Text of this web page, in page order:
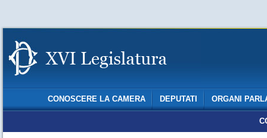
CONOSCERE LA CAMERA DEPUTATI ORGANI